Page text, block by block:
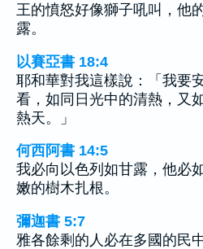
王的憤怒好像獅子吼叫，他
露。
以賽亞書 18:4
耶和華對我這樣說：「我要
看，如同日光中的清熱，又
熱天。」
何西阿書 14:5
我必向以色列如甘露，他必
嫩的樹木扎根。
彌迦書 5:7
雅各餘剩的人必在多國的民